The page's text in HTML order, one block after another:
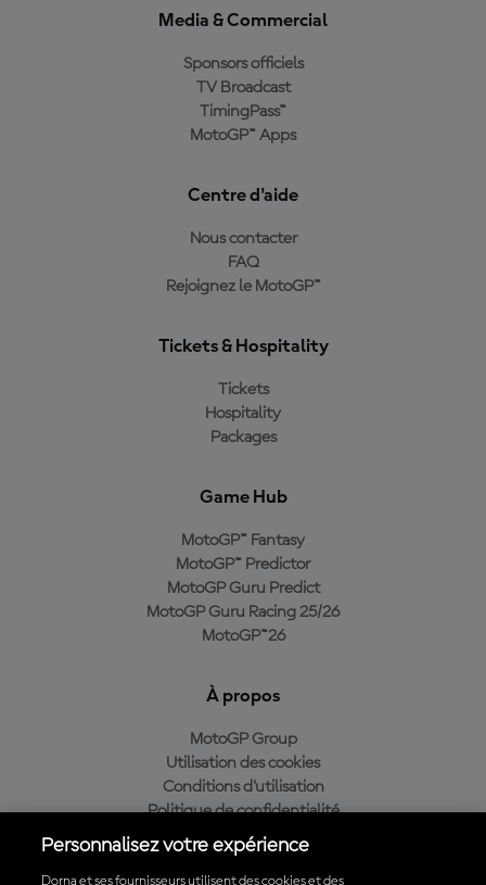
Media & Commercial
Sponsors officiels
TV Broadcast
TimingPass™
MotoGP™ Apps
Centre d'aide
Nous contacter
FAQ
Rejoignez le MotoGP™
Tickets & Hospitality
Tickets
Hospitality
Packages
Game Hub
MotoGP™ Fantasy
MotoGP™ Predictor
MotoGP Guru Predict
MotoGP Guru Racing 25/26
MotoGP™26
À propos
MotoGP Group
Utilisation des cookies
Conditions d'utilisation
Politique de confidentialité
Politique d’achat
Personnalisez votre expérience
Dorna et ses fournisseurs utilisent des cookies et des